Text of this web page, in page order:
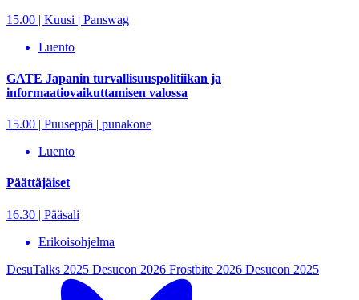
15.00 | Kuusi | Panswag
Luento
GATE Japanin turvallisuuspolitiikan ja
informaatiovaikuttamisen valossa
15.00 | Puuseppä | punakone
Luento
Päättäjäiset
16.30 | Pääsali
Erikoisohjelma
DesuTalks 2025 Desucon 2026 Frostbite 2026 Desucon 2025